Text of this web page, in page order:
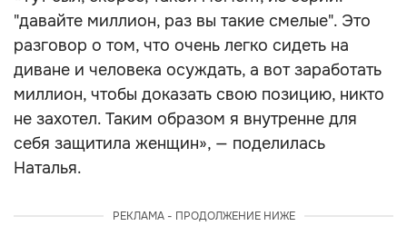
"давайте миллион, раз вы такие смелые". Это
разговор о том, что очень легко сидеть на
диване и человека осуждать, а вот заработать
миллион, чтобы доказать свою позицию, никто
не захотел. Таким образом я внутренне для
себя защитила женщин», — поделилась
Наталья.
РЕКЛАМА - ПРОДОЛЖЕНИЕ НИЖЕ